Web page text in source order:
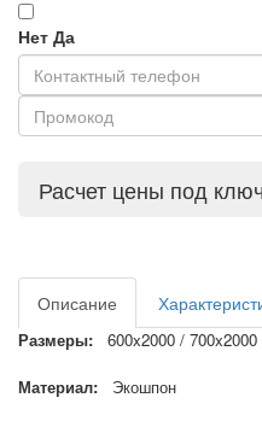
Нет Да
Расчет цены под
Описание
Размеры: 600x2000 /
Материал: Экошпон